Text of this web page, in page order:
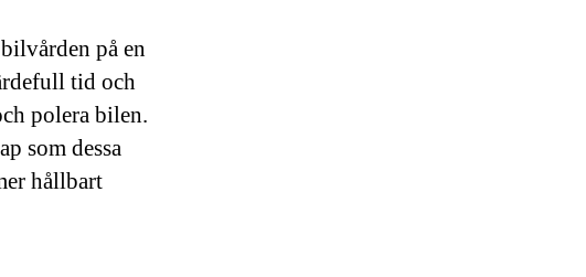
på en
tid och
polera bilen.
som dessa
hållbart